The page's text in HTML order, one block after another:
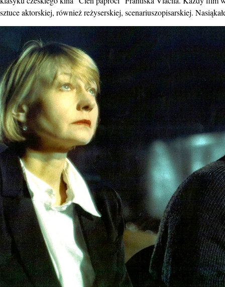
sztuce aktorskiej, również reżyserskiej, scenariuszopisarskiej.